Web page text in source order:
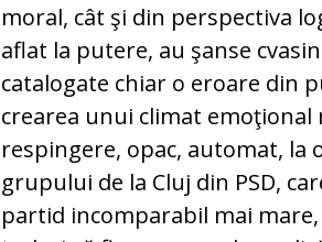
moral, cât şi din perspectiva
aflat la putere, au şanse
catalogate chiar o eroare din
crearea unui climat
respingere, opac, automat, la
grupului de la Cluj din PSD,
partid incomparabil mai